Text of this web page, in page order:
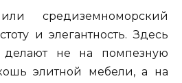
средиземноморский
и элегантность. Здесь
делают не на помпезную
элитной мебели, а на